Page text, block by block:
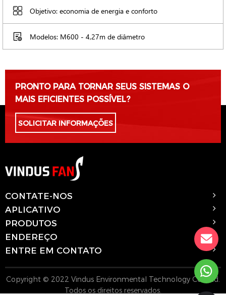
Objetivo: economia de energia e conforto
Modelos: M600 - 4,27m de diâmetro
PRONTO PARA TORNAR SEUS SISTEMAS O
MAIS EFICIENTES POSSÍVEL?
SOLICITAR INFORMAÇÕES
CONTATE-NOS
APLICATIVO
PRODUTOS
ENDEREÇO
ENTRE EM CONTATO
Copyright © 2022 Vindus Environmental Technology Co., Ltd.
Todos os direitos reservados.